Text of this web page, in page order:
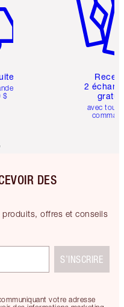
$
2
avec
DES
produits, offres et conseils
votre adresse
S’INSCRIRE